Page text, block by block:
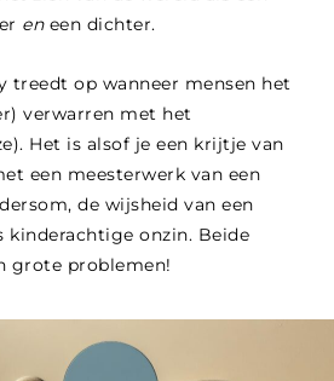
eneen dichter.
treedt op wanneer mensen het
verwarren met het
Het is alsof je een krijtje van
een meesterwerk van een
de wijsheid van een
kinderachtige onzin. Beide
grote problemen!